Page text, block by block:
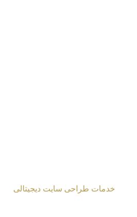
خدمات طراحی سایت دیجیتالی